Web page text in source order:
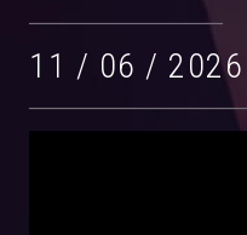
11 / 06 / 2026